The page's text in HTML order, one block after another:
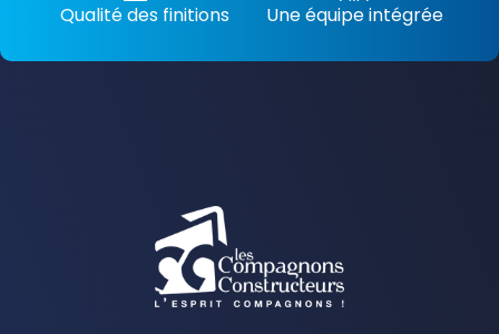
Qualité des finitions Une équipe intégrée